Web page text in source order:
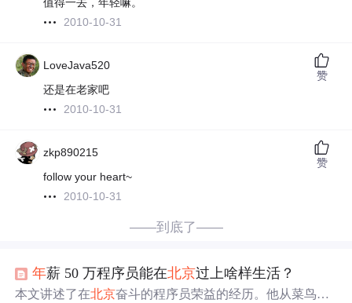
值得一去，年轻嘛。
2010-10-31
LoveJava520
还是在老家吧
2010-10-31
赞
zkp890215
follow your heart~
2010-10-31
赞
——到底了——
年薪 50 万程序员能在北京过上啥样生活？
本文讲述了在北京奋斗的程序员荣益的经历。他从菜鸟成